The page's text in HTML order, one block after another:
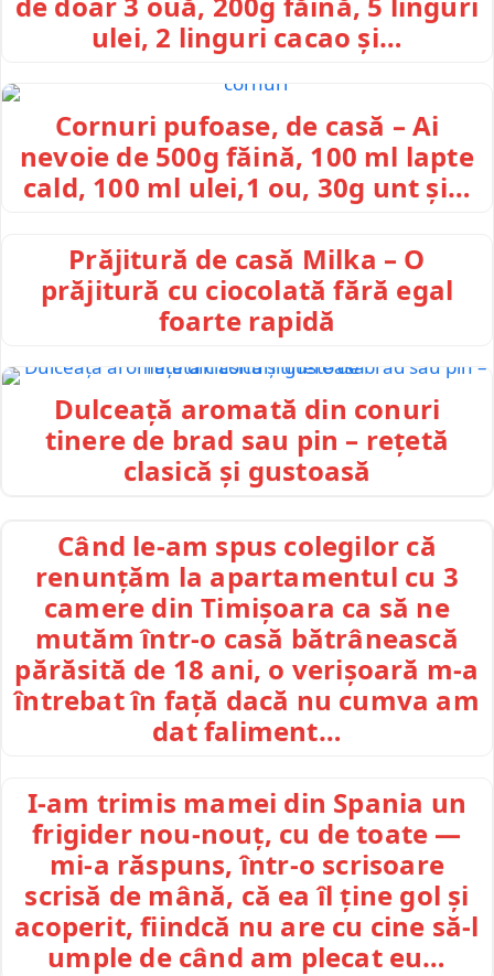
ulei, 2 linguri cacao și…
Cornuri pufoase, de casă – Ai
nevoie de 500g făină, 100 ml lapte
cald, 100 ml ulei,1 ou, 30g unt și…
Prăjitură de casă Milka – O
prăjitură cu ciocolată fără egal
foarte rapidă
Dulceață aromată din conuri
tinere de brad sau pin – rețetă
clasică și gustoasă
Când le-am spus colegilor că
renunțăm la apartamentul cu 3
camere din Timișoara ca să ne
mutăm într-o casă bătrânească
părăsită de 18 ani, o verișoară m-a
întrebat în față dacă nu cumva am
dat faliment…
I-am trimis mamei din Spania un
frigider nou-nouț, cu de toate —
mi-a răspuns, într-o scrisoare
scrisă de mână, că ea îl ține gol și
acoperit, fiindcă nu are cu cine să-l
umple de când am plecat eu…